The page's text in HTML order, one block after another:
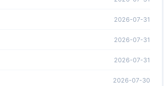
2026-07-31
2026-07-31
2026-07-31
2026-07-30